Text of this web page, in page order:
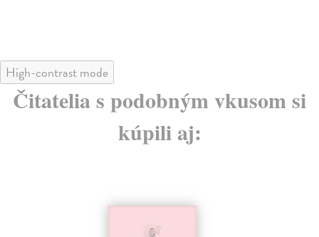
High-contrast mode
Čitatelia s podobným vkusom si
kúpili aj: